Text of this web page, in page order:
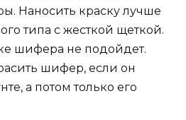
Наносить краску лучше
типа с жесткой щеткой.
шифера не подойдет.
шифер, если он
а потом только его